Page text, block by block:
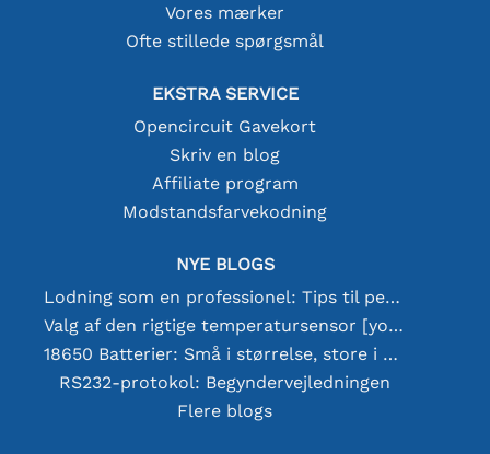
Vores mærker
Ofte stillede spørgsmål
EKSTRA SERVICE
Opencircuit Gavekort
Skriv en blog
Affiliate program
Modstandsfarvekodning
NYE BLOGS
Lodning som en professionel: Tips til perfekte elektroniske forbindelser
Valg af den rigtige temperatursensor [youtube]
18650 Batterier: Små i størrelse, store i ydeevne
RS232-protokol: Begyndervejledningen
Flere blogs